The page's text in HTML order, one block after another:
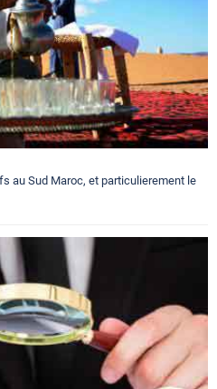
au Sud Maroc, et particulierement le